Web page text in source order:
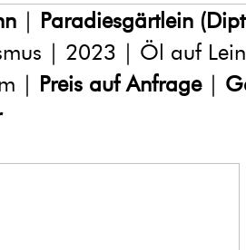
| Paradiesgärtlein
| 2023 | Öl auf
| Preis auf Anfrage |